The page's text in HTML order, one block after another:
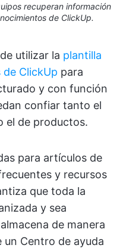
recuperan información
de ClickUp.
utilizar la plantilla
ClickUp para
y con función
confiar tanto el
el de productos.
para artículos de
y recursos
que toda la
y sea
de manera
un Centro de ayuda